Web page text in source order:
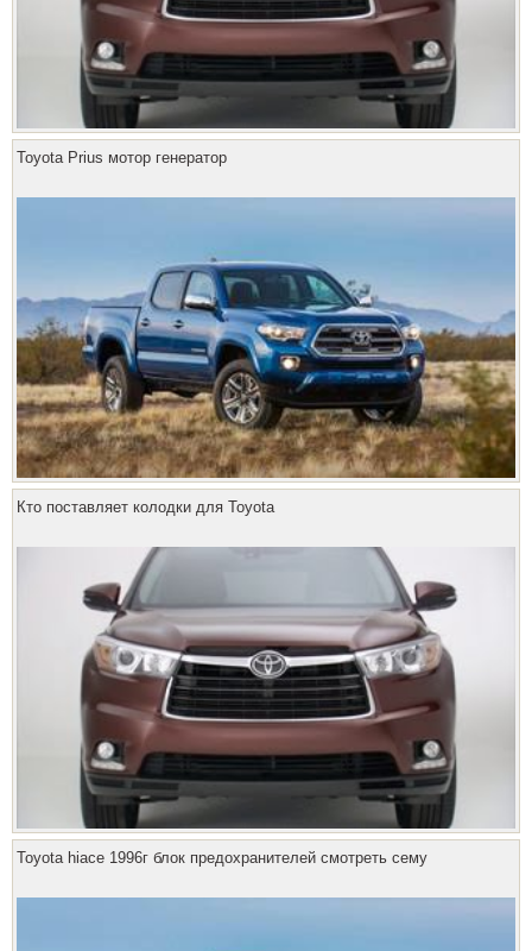
Toyota Prius мотор генератор
Кто поставляет колодки для Toyota
Toyota hiace 1996г блок предохранителей смотреть сему